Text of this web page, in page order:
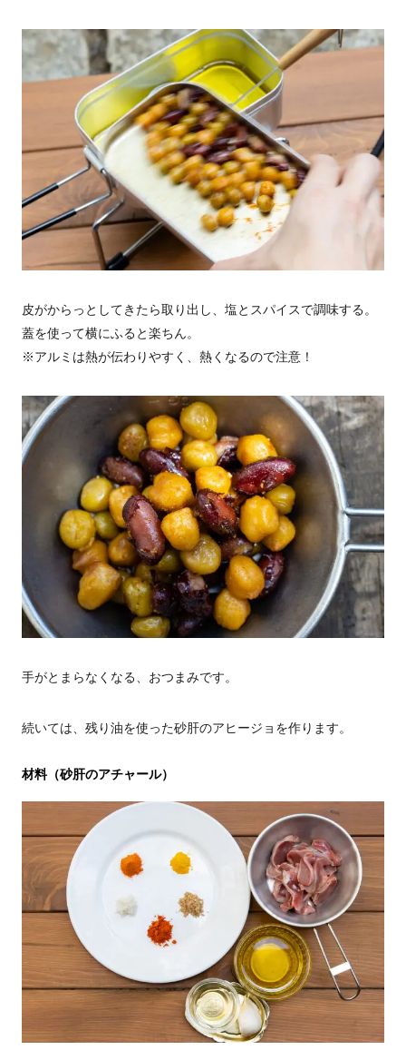
皮がからっとしてきたら取り出し、塩とスパイスで調味する。
蓋を使って横にふると楽ちん。
※アルミは熱が伝わりやすく、熱くなるので注意！
手がとまらなくなる、おつまみです。
続いては、残り油を使った砂肝のアヒージョを作ります。
材料（砂肝のアチャール）